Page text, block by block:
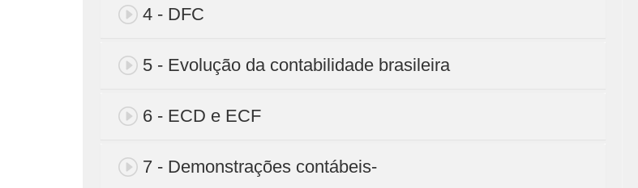
4 - DFC
5 - Evolução da contabilidade brasileira
6 - ECD e ECF
7 - Demonstrações contábeis-